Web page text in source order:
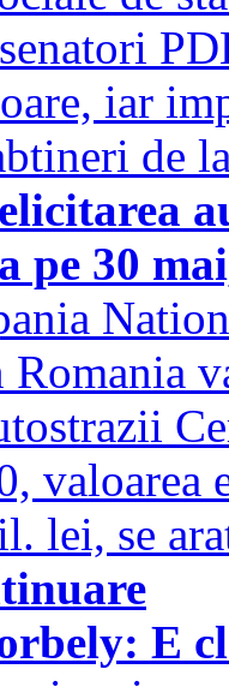
iar
de
pe 30
valoarea
lei, se
E